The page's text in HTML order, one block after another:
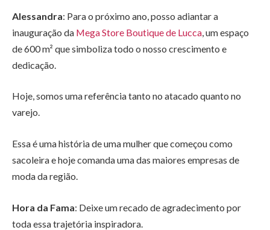
Alessandra: Para o próximo ano, posso adiantar a
inauguração da Mega Store Boutique de Lucca, um espaço
de 600 m² que simboliza todo o nosso crescimento e
dedicação.
Hoje, somos uma referência tanto no atacado quanto no
varejo.
Essa é uma história de uma mulher que começou como
sacoleira e hoje comanda uma das maiores empresas de
moda da região.
Hora da Fama: Deixe um recado de agradecimento por
toda essa trajetória inspiradora.